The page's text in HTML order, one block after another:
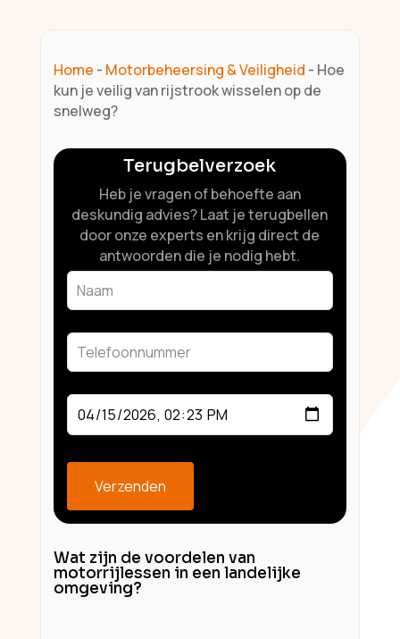
Home - Motorbeheersing & Veiligheid - Hoe
kun je veilig van rijstrook wisselen op de
snelweg?
Terugbelverzoek
Heb je vragen of behoefte aan
deskundig advies? Laat je terugbellen
door onze experts en krijg direct de
antwoorden die je nodig hebt.
Leave
this
field
blank
Verzenden
Wat zijn de voordelen van
motorrijlessen in een landelijke
omgeving?